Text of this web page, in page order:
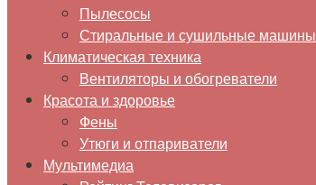
Пылесосы
Стиральные и сушильные машины
Климатическая техника
Вентиляторы и обогреватели
Красота и здоровье
Фены
Утюги и отпариватели
Мультимедиа